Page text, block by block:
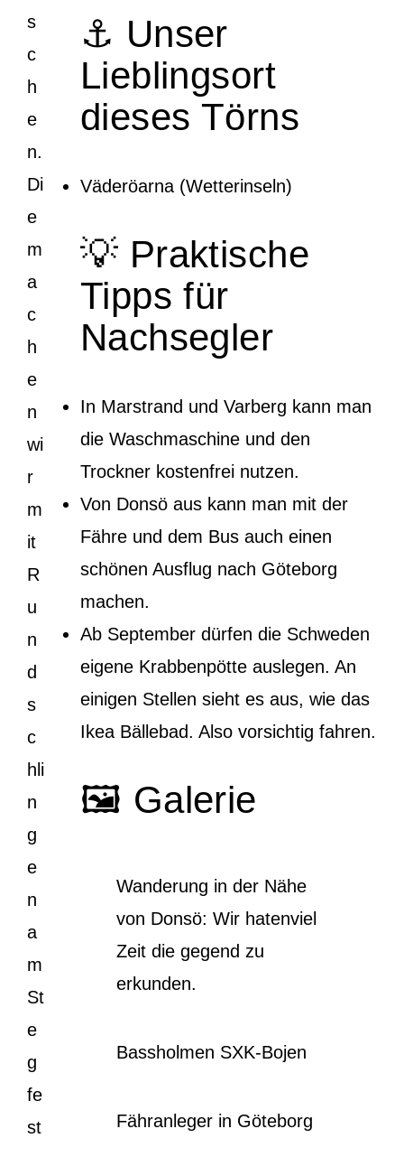
s
c
h
e
n.
Di
e
m
a
c
h
e
n
wi
r
m
it
R
u
n
d
s
c
hli
n
g
e
n
a
m
St
e
g
fe
st
⚓ Unser
Lieblingsort
dieses Törns
Väderöarna (Wetterinseln)
💡 Praktische
Tipps für
Nachsegler
In Marstrand und Varberg kann man
die Waschmaschine und den
Trockner kostenfrei nutzen.
Von Donsö aus kann man mit der
Fähre und dem Bus auch einen
schönen Ausflug nach Göteborg
machen.
Ab September dürfen die Schweden
eigene Krabbenpötte auslegen. An
einigen Stellen sieht es aus, wie das
Ikea Bällebad. Also vorsichtig fahren.
🖼️ Galerie
Wanderung in der Nähe
von Donsö: Wir hatenviel
Zeit die gegend zu
erkunden.
Bassholmen SXK-Bojen
Fähranleger in Göteborg